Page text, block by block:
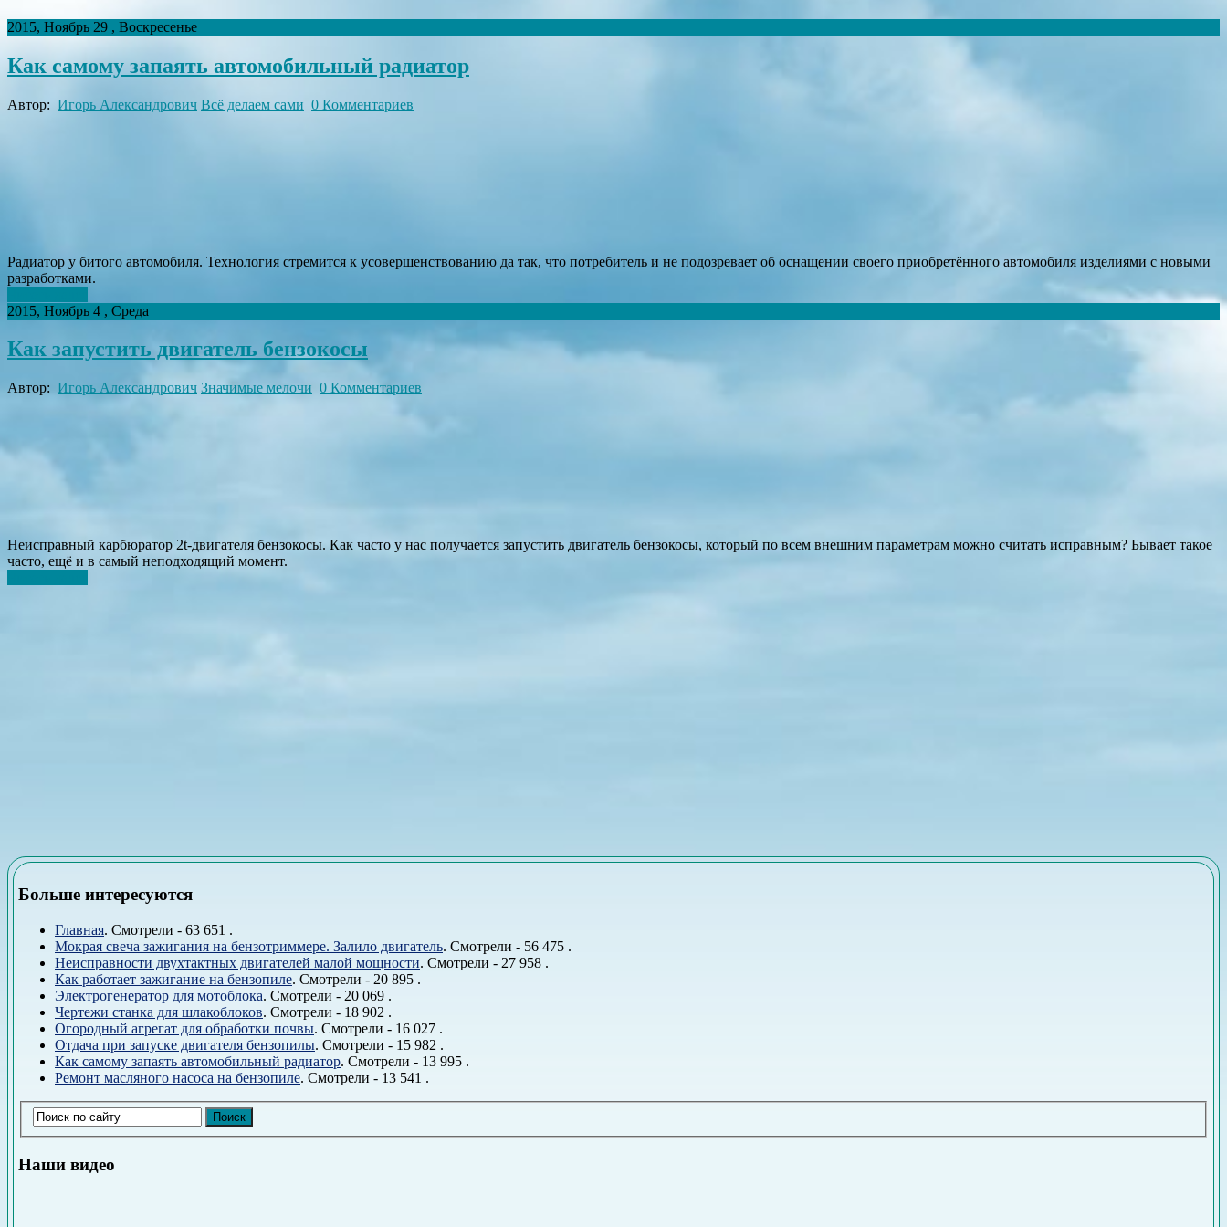
2015, Ноябрь 29 , Воскресенье
Как самому запаять автомобильный радиатор
Автор: Игорь Александрович Всё делаем сами 0 Комментариев
Радиатор у битого автомобиля. Технология стремится к усовершенствованию да так, что потребитель и не подозревает об оснащении своего приобретённого автомобиля изделиями с новыми
разработками.
2015, Ноябрь 4 , Среда
Как запустить двигатель бензокосы
Автор: Игорь Александрович Значимые мелочи 0 Комментариев
Неисправный карбюратор 2t-двигателя бензокосы. Как часто у нас получается запустить двигатель бензокосы, который по всем внешним параметрам можно считать исправным? Бывает такое
часто, ещё и в самый неподходящий момент.
Больше интересуются
Главная. Смотрели - 63 651 .
Мокрая свеча зажигания на бензотриммере. Залило двигатель. Смотрели - 56 475 .
Неисправности двухтактных двигателей малой мощности. Смотрели - 27 958 .
Как работает зажигание на бензопиле. Смотрели - 20 895 .
Электрогенератор для мотоблока. Смотрели - 20 069 .
Чертежи станка для шлакоблоков. Смотрели - 18 902 .
Огородный агрегат для обработки почвы. Смотрели - 16 027 .
Отдача при запуске двигателя бензопилы. Смотрели - 15 982 .
Как самому запаять автомобильный радиатор. Смотрели - 13 995 .
Ремонт масляного насоса на бензопиле. Смотрели - 13 541 .
Наши видео